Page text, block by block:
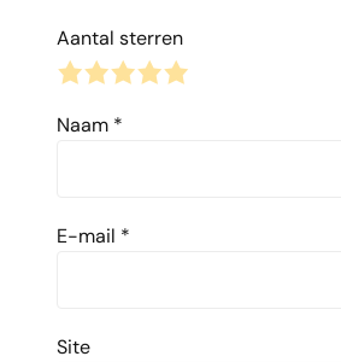
Aantal sterren
4
3
2
1
Naam *
E-mail *
Site